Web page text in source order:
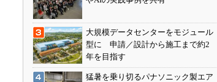
大規模データセンターをモジュール
型に 申請／設計から施工まで約2
年を目指す
猛暑を乗り切るパナソニック製エア